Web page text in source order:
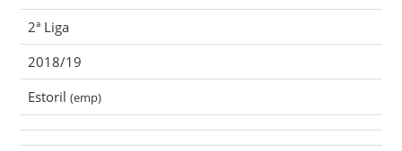
2ª Liga
2018/19
Estoril (emp)